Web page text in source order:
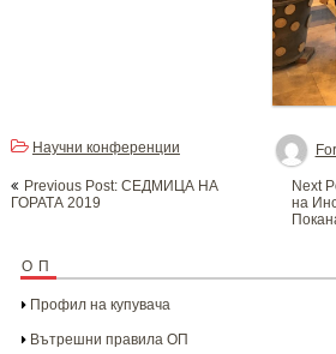
Научни конференции
navigation
Previous Post: СЕДМИЦА НА
ГОРАТА 2019
Next
на
ОП
Профил на купувача
Вътрешни правила ОП